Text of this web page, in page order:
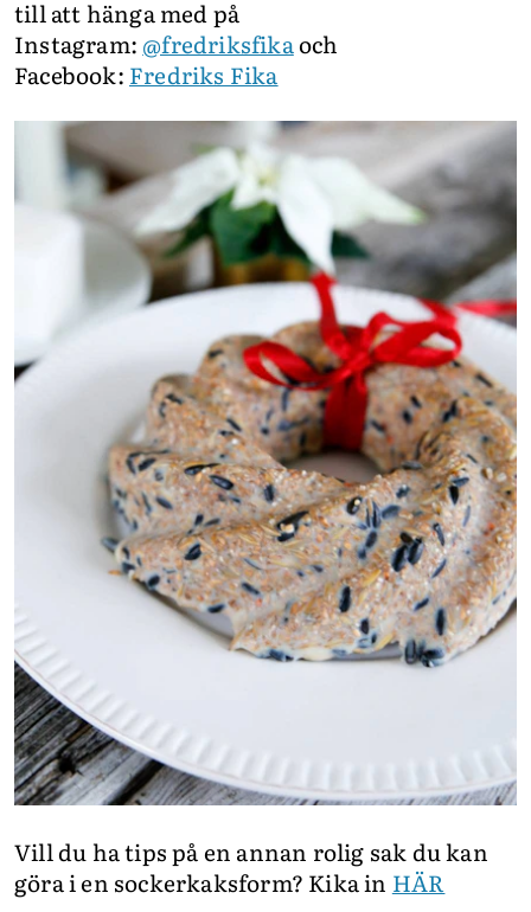
till att hänga med på
Instagram: @fredriksfikaoch
Facebook: Fredriks Fika
Vill du ha tips på en annan rolig sak du kan
göra i en sockerkaksform? Kika in HÄR